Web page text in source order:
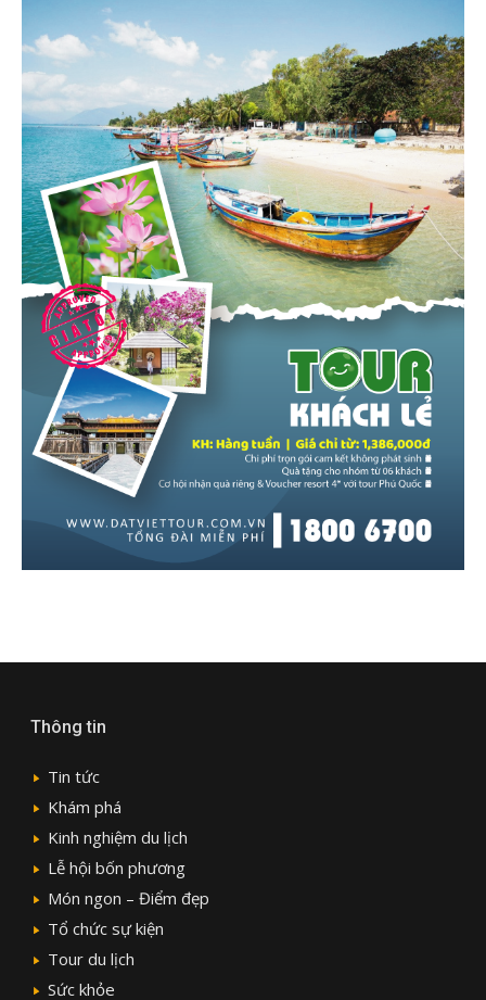
Thông tin
Tin tức
Khám phá
Kinh nghiệm du lịch
Lễ hội bốn phương
Món ngon – Điểm đẹp
Tổ chức sự kiện
Tour du lịch
Sức khỏe